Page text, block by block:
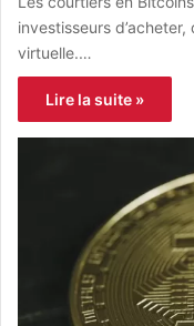
investisseurs
virtuelle.…
Lire la suite »